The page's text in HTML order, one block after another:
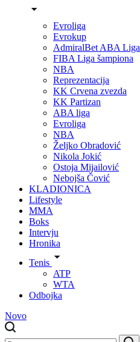
Evroliga
Evrokup
AdmiralBet ABA Liga
FIBA Liga šampiona
NBA
Reprezentacija
KK Crvena zvezda
KK Partizan
ABA liga
Evroliga
NBA
Željko Obradović
Nikola Jokić
Ostoja Mijailović
Nebojša Čović
KLADIONICA
Lifestyle
MMA
Boks
Intervju
Hronika
Tenis
ATP
WTA
Odbojka
Novo